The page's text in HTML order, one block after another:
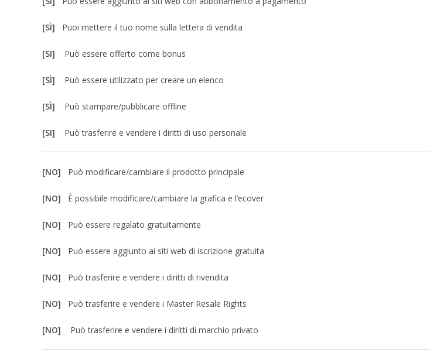
[SÌ] Puoi mettere il tuo nome sulla lettera di vendita
[SI] Può essere offerto come bonus
[SÌ] Può essere utilizzato per creare un elenco
[SÌ] Può stampare/pubblicare offline
[SI] Può trasferire e vendere i diritti di uso personale
[NO] Può modificare/cambiare il prodotto principale
[NO] È possibile modificare/cambiare la grafica e l’ecover
[NO] Può essere regalato gratuitamente
[NO] Può essere aggiunto ai siti web di iscrizione gratuita
[NO] Può trasferire e vendere i diritti di rivendita
[NO] Può trasferire e vendere i Master Resale Rights
[NO] Può trasferire e vendere i diritti di marchio privato